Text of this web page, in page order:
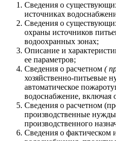
Сведения о
источниках
Сведения о
охраны источников
водоохранных зонах;
Описание и
ее параметров;
Сведения о расчетном (
хозяйственно-питьевые
автоматическое
водоснабжение, включая
Сведения о расчетном
производственные нужды
производственного
Сведения о фактическом